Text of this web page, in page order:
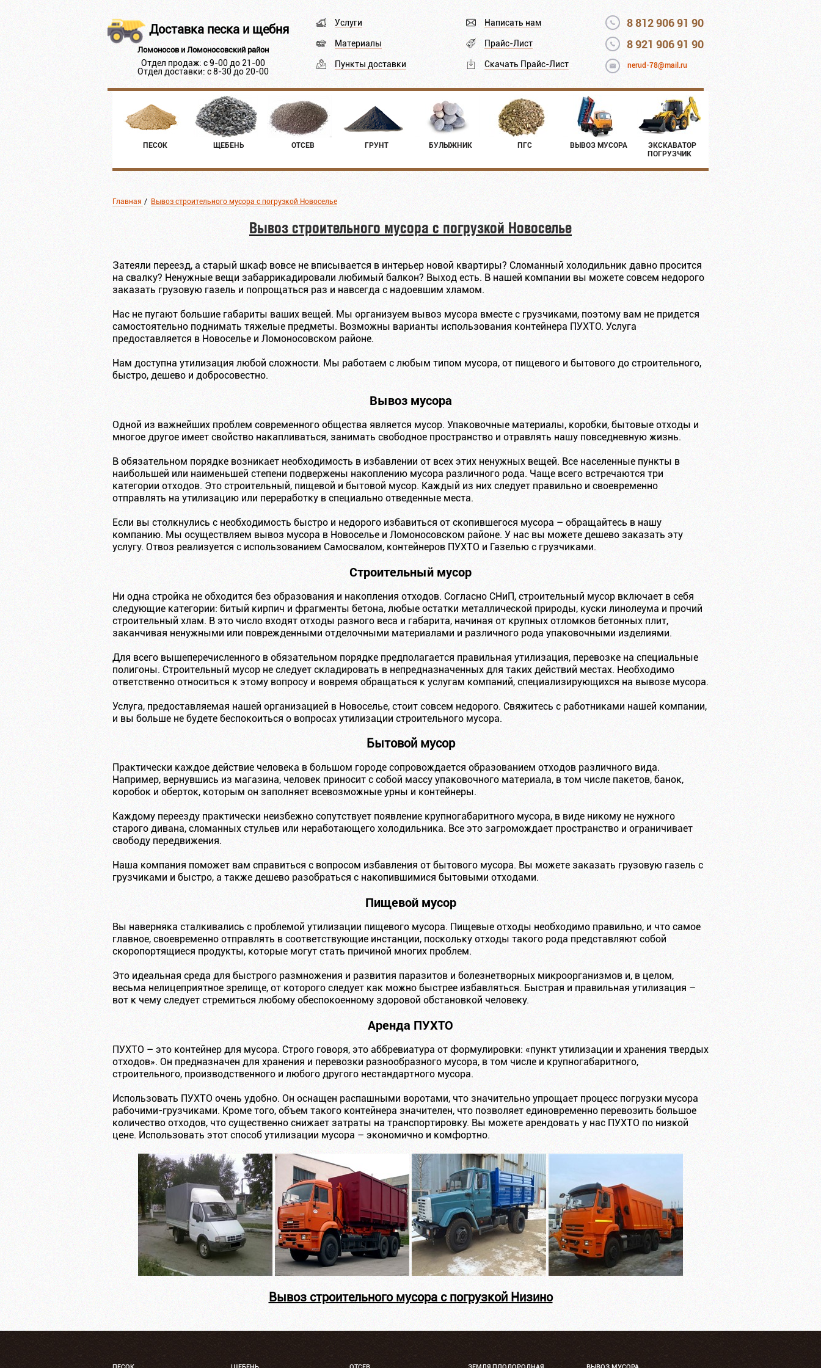
Доставка песка и щебня
Ломоносов и Ломоносовский район
Отдел продаж: с 9-00 до 21-00
Отдел доставки: с 8-30 до 20-00
Услуги
Материалы
Пункты доставки
Написать нам
Прайс-Лист
Скачать Прайс-Лист
8 812 906 91 90
8 921 906 91 90
nerud-78@mail.ru
ПЕСОК ЩЕБЕНЬ ОТСЕВ ГРУНТ БУЛЫЖНИК ПГС ВЫВОЗ МУСОРА
ЭКСКАВАТОР
ПОГРУЗЧИК
Главная / Вывоз строительного мусора с погрузкой Новоселье
Вывоз строительного мусора с погрузкой Новоселье
Затеяли переезд, а старый шкаф вовсе не вписывается в интерьер новой квартиры? Сломанный холодильник давно просится
на свалку? Ненужные вещи забаррикадировали любимый балкон? Выход есть. В нашей компании вы можете совсем недорого
заказать грузовую газель и попрощаться раз и навсегда с надоевшим хламом.
Нас не пугают большие габариты ваших вещей. Мы организуем вывоз мусора вместе с грузчиками, поэтому вам не придется
самостоятельно поднимать тяжелые предметы. Возможны варианты использования контейнера ПУХТО. Услуга
предоставляется в Новоселье и Ломоносовском районе.
Нам доступна утилизация любой сложности. Мы работаем с любым типом мусора, от пищевого и бытового до строительного,
быстро, дешево и добросовестно.
Вывоз мусора
Одной из важнейших проблем современного общества является мусор. Упаковочные материалы, коробки, бытовые отходы и
многое другое имеет свойство накапливаться, занимать свободное пространство и отравлять нашу повседневную жизнь.
В обязательном порядке возникает необходимость в избавлении от всех этих ненужных вещей. Все населенные пункты в
наибольшей или наименьшей степени подвержены накоплению мусора различного рода. Чаще всего встречаются три
категории отходов. Это строительный, пищевой и бытовой мусор. Каждый из них следует правильно и своевременно
отправлять на утилизацию или переработку в специально отведенные места.
Если вы столкнулись с необходимость быстро и недорого избавиться от скопившегося мусора – обращайтесь в нашу
компанию. Мы осуществляем вывоз мусора в Новоселье и Ломоносовском районе. У нас вы можете дешево заказать эту
услугу. Отвоз реализуется с использованием Самосвалом, контейнеров ПУХТО и Газелью с грузчиками.
Строительный мусор
Ни одна стройка не обходится без образования и накопления отходов. Согласно СНиП, строительный мусор включает в себя
следующие категории: битый кирпич и фрагменты бетона, любые остатки металлической природы, куски линолеума и прочий
строительный хлам. В это число входят отходы разного веса и габарита, начиная от крупных отломков бетонных плит,
заканчивая ненужными или поврежденными отделочными материалами и различного рода упаковочными изделиями.
Для всего вышеперечисленного в обязательном порядке предполагается правильная утилизация, перевозке на специальные
полигоны. Строительный мусор не следует складировать в непредназначенных для таких действий местах. Необходимо
ответственно относиться к этому вопросу и вовремя обращаться к услугам компаний, специализирующихся на вывозе мусора.
Услуга, предоставляемая нашей организацией в Новоселье, стоит совсем недорого. Свяжитесь с работниками нашей компании,
и вы больше не будете беспокоиться о вопросах утилизации строительного мусора.
Бытовой мусор
Практически каждое действие человека в большом городе сопровождается образованием отходов различного вида.
Например, вернувшись из магазина, человек приносит с собой массу упаковочного материала, в том числе пакетов, банок,
коробок и оберток, которым он заполняет всевозможные урны и контейнеры.
Каждому переезду практически неизбежно сопутствует появление крупногабаритного мусора, в виде никому не нужного
старого дивана, сломанных стульев или неработающего холодильника. Все это загромождает пространство и ограничивает
свободу передвижения.
Наша компания поможет вам справиться с вопросом избавления от бытового мусора. Вы можете заказать грузовую газель с
грузчиками и быстро, а также дешево разобраться с накопившимися бытовыми отходами.
Пищевой мусор
Вы наверняка сталкивались с проблемой утилизации пищевого мусора. Пищевые отходы необходимо правильно, и что самое
главное, своевременно отправлять в соответствующие инстанции, поскольку отходы такого рода представляют собой
скоропортящиеся продукты, которые могут стать причиной многих проблем.
Это идеальная среда для быстрого размножения и развития паразитов и болезнетворных микроорганизмов и, в целом,
весьма нелицеприятное зрелище, от которого следует как можно быстрее избавляться. Быстрая и правильная утилизация –
вот к чему следует стремиться любому обеспокоенному здоровой обстановкой человеку.
Аренда ПУХТО
ПУХТО – это контейнер для мусора. Строго говоря, это аббревиатура от формулировки: «пункт утилизации и хранения твердых
отходов». Он предназначен для хранения и перевозки разнообразного мусора, в том числе и крупногабаритного,
строительного, производственного и любого другого нестандартного мусора.
Использовать ПУХТО очень удобно. Он оснащен распашными воротами, что значительно упрощает процесс погрузки мусора
рабочими-грузчиками. Кроме того, объем такого контейнера значителен, что позволяет единовременно перевозить большое
количество отходов, что существенно снижает затраты на транспортировку. Вы можете арендовать у нас ПУХТО по низкой
цене. Использовать этот способ утилизации мусора – экономично и комфортно.
Вывоз строительного мусора с погрузкой Низино